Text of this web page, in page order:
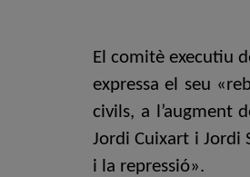
El comitè executiu
expressa el seu
civils, a l’augment
Jordi Cuixart i Jordi
i la repressió».